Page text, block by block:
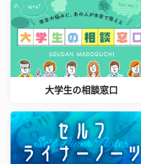
大学生の相談窓口